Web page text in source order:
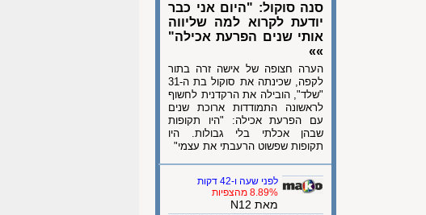
סנה סוקול: "היום אני כבר
יודעת לקרוא למה שליווה
אותי שנים הפרעת אכילה"
»»
הערה חצופה של אישה זרה בתור
לקפה, שכינתה את סוקול בת ה-31
"שלד", הובילה את הרקדנית לחשוף
לראשונה התמודדות ארוכת שנים
עם הפרעת אכילה: "היו תקופות
שבהן אכלתי בלי גבולות. היו
תקופות שפשוט הרעבתי את עצמי"
לפני שעה ו-42 דקות
8.89% מהצפיות
מאת N12